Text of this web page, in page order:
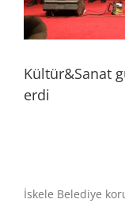
Kültür&Sanat
erdi
İskele Belediye